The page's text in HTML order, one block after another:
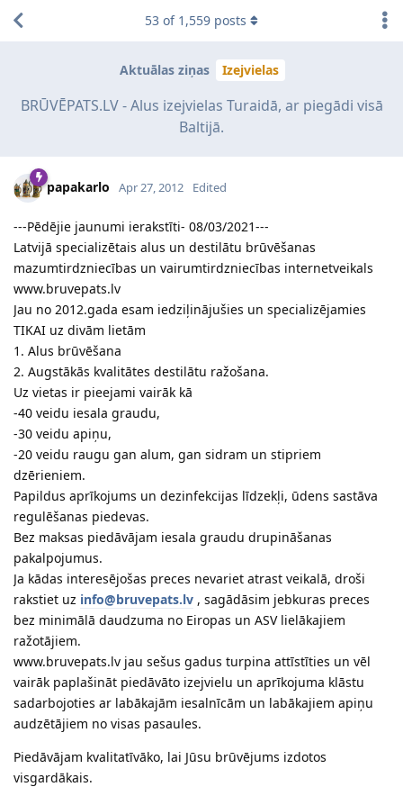
Aktuālas ziņas Izejvielas
BRŪVĒPATS.LV - Alus izejvielas Turaidā, ar piegādi visā
Baltijā.
53 of 1,559 posts
papakarlo Apr 27, 2012 Edited
---Pēdējie jaunumi ierakstīti- 08/03/2021---
Latvijā specializētais alus un destilātu brūvēšanas
mazumtirdzniecības un vairumtirdzniecības internetveikals
www.bruvepats.lv
Jau no 2012.gada esam iedziļinājušies un specializējamies
TIKAI uz divām lietām
1. Alus brūvēšana
2. Augstākās kvalitātes destilātu ražošana.
Uz vietas ir pieejami vairāk kā
-40 veidu iesala graudu,
-30 veidu apiņu,
-20 veidu raugu gan alum, gan sidram un stipriem
dzērieniem.
Papildus aprīkojums un dezinfekcijas līdzekļi, ūdens sastāva
regulēšanas piedevas.
Bez maksas piedāvājam iesala graudu drupināšanas
pakalpojumus.
Ja kādas interesējošas preces nevariet atrast veikalā, droši
rakstiet uz info@bruvepats.lv , sagādāsim jebkuras preces
bez minimālā daudzuma no Eiropas un ASV lielākajiem
ražotājiem.
www.bruvepats.lv jau sešus gadus turpina attīstīties un vēl
vairāk paplašināt piedāvāto izejvielu un aprīkojuma klāstu
sadarbojoties ar labākajām iesalnīcām un labākajiem apiņu
audzētājiem no visas pasaules.
Piedāvājam kvalitatīvāko, lai Jūsu brūvējums izdotos
visgardākais.